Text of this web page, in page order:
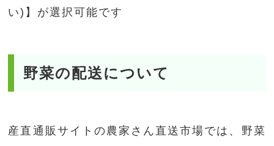
い)】が選択可能です
野菜の配送について
産直通販サイトの農家さん直送市場では、野菜